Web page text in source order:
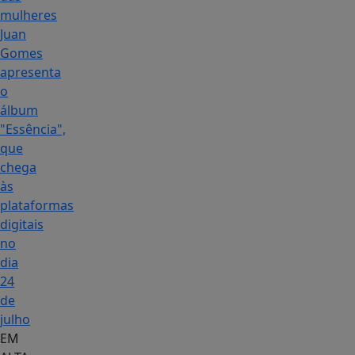
mulheres
Juan
Gomes
apresenta
o
álbum
"Essência",
que
chega
às
plataformas
digitais
no
dia
24
de
julho
EM